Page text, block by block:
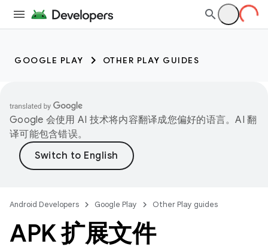
GOOGLE PLAY OTHER PLAY GUIDES
Google 会使用 AI 技术将内容翻译成您偏好的语言。AI 翻
译可能包含错误。
Android Developers Google Play Other Play guides
APK 扩展文件